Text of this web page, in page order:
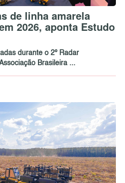
de linha amarela
2026, aponta Estudo
durante o 2º Radar
Brasileira ...